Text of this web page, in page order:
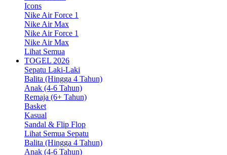
Icons
Nike Air Force 1
Nike Air Max
Nike Air Force 1
Nike Air Max
Lihat Semua
TOGEL 2026
Sepatu Laki-Laki
Balita (Hingga 4 Tahun)
Anak (4-6 Tahun)
Remaja (6+ Tahun)
Basket
Kasual
Sandal & Flip Flop
Lihat Semua Sepatu
Balita (Hingga 4 Tahun)
Anak (4-6 Tahun)